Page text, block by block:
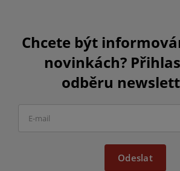
Chcete být
novinkách?
odběru
Odeslat